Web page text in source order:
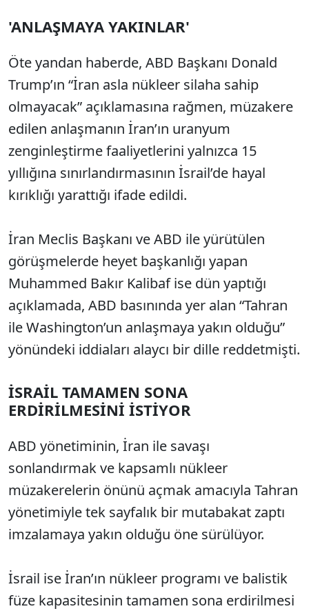
'ANLAŞMAYA YAKINLAR'
Öte yandan haberde, ABD Başkanı Donald
Trump’ın “İran asla nükleer silaha sahip
olmayacak” açıklamasına rağmen, müzakere
edilen anlaşmanın İran’ın uranyum
zenginleştirme faaliyetlerini yalnızca 15
yıllığına sınırlandırmasının İsrail’de hayal
kırıklığı yarattığı ifade edildi.
İran Meclis Başkanı ve ABD ile yürütülen
görüşmelerde heyet başkanlığı yapan
Muhammed Bakır Kalibaf ise dün yaptığı
açıklamada, ABD basınında yer alan “Tahran
ile Washington’un anlaşmaya yakın olduğu”
yönündeki iddiaları alaycı bir dille reddetmişti.
İSRAİL TAMAMEN SONA
ERDİRİLMESİNİ İSTİYOR
ABD yönetiminin, İran ile savaşı
sonlandırmak ve kapsamlı nükleer
müzakerelerin önünü açmak amacıyla Tahran
yönetimiyle tek sayfalık bir mutabakat zaptı
imzalamaya yakın olduğu öne sürülüyor.
İsrail ise İran’ın nükleer programı ve balistik
füze kapasitesinin tamamen sona erdirilmesi